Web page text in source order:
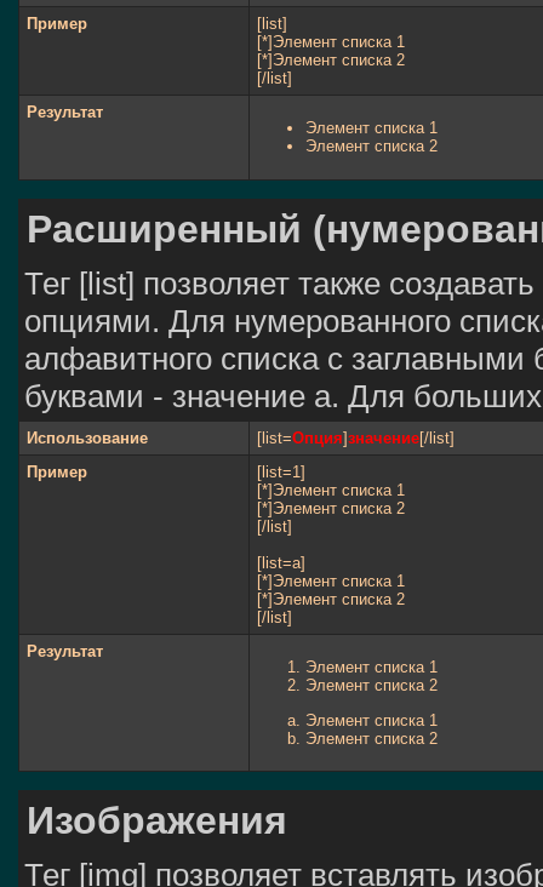
Пример
[list]
[*]Элемент списка 1
[*]Элемент списка 2
[/list]
Результат
Элемент списка 1
Элемент списка 2
Расширенный
Тег [list] позволяет также
опциями. Для нумерованного
алфавитного списка с
буквами - значение а. Для
Использование [list=Опция]значение[/list]
Пример
[list=1]
[*]Элемент списка 1
[*]Элемент списка 2
[/list]
[list=a]
[*]Элемент списка 1
[*]Элемент списка 2
[/list]
Результат
Элемент списка 1
Элемент списка 2
Элемент списка 1
Элемент списка 2
Изображения
Тег [img] позволяет вставлять